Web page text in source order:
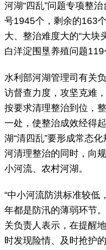
河湖“四乱”问题专项整
号1945个，剩余的163
大、整治难度大的“大块
白洋淀围垦养殖问题119
水利部河湖管理司有关
访督查力度，攻坚克难
按要求清理整治到位，
一处，使整治成效经得
湖“清四乱”要形成常态
河清理整治的同时，向
小河流、农村河湖。
“中小河流防洪标准较低
年都是防汛的薄弱环节
关负责人表示，在提醒
时发现险情、及时抢护